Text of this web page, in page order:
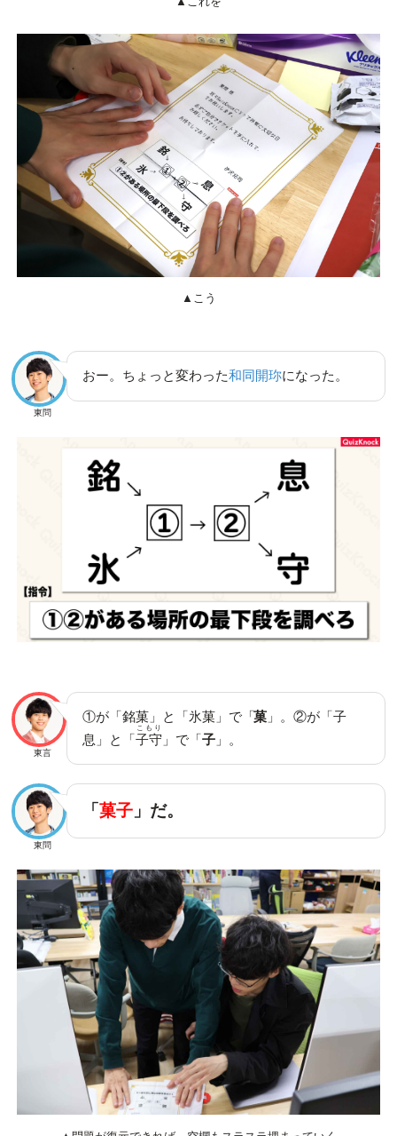
▲こう
東問
おー。ちょっと変わった和同開珎になった。
東言
①が「銘菓」と「氷菓」で「菓 」。②が「子
息」と「子守
こもり
」で「子 」。
東問
「菓子 」だ。